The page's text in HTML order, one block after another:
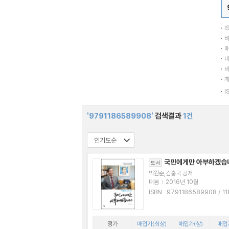
'9791186589908' 검색결과1건
도서 국민에게만 아부하겠습
박원순,김홍국 공저
더봄 | 2016년 10월
ISBN : 9791186589908 / 1186589
정가 매입가(최상) 매입가(상) 매